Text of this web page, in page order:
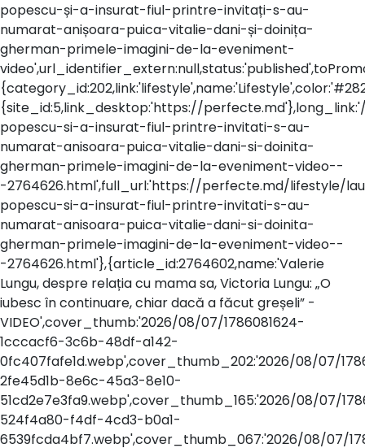
popescu-și-a-insurat-fiul-printre-invitați-s-au-
numarat-anișoara-puica-vitalie-dani-și-doinița-
gherman-primele-imagini-de-la-eveniment-
{site_id:5,link_desktop:'https://
popescu-si-a-insurat-fiul-printre-invitati-s-au-
numarat-anisoara-puica-vitalie-dani-si-doinita-
gherman-primele-imagini-de-la-eveniment-video--
-2764626.html',full_url:'https://perfecte.md/lifestyle/
popescu-si-a-insurat-fiul-printre-invitati-s-au-
numarat-anisoara-puica-vitalie-dani-si-doinita-
gherman-primele-imagini-de-la-eveniment-video--
-2764626.html'},{article_id:2764602,name:'Valerie
Lungu, despre relația cu mama sa, Victoria Lungu: „O
iubesc în continuare, chiar dacă a făcut greșeli” -
VIDEO',cover_thumb:'2026/08/07/1786081624-
1cccacf6-3c6b-48df-a142-
0fc407fafe1d.webp',cover_thumb_202:'2026/08/07/
2fe45d1b-8e6c-45a3-8e10-
51cd2e7e3fa9.webp',cover_thumb_165:'2026/08/07/
524f4a80-f4df-4cd3-b0a1-
6539fcda4bf7.webp',cover_thumb_067:'2026/08/07/